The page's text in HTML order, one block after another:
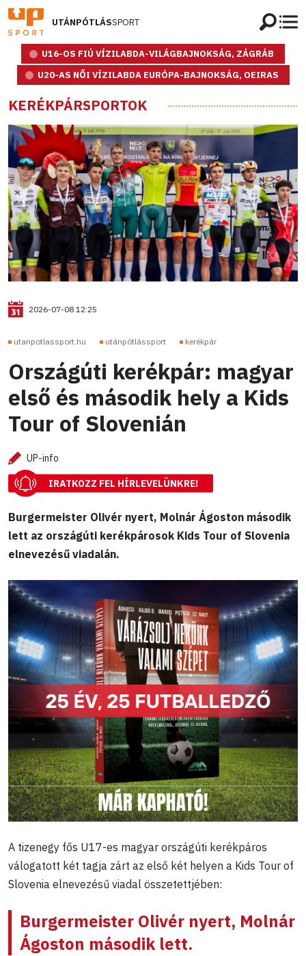
UTÁNPÓTLÁSSPORT
U16-OS FIÚ VÍZILABDA-VILÁGBAJNOKSÁG, ZÁGRÁB
U20-AS NŐI VÍZILABDA EURÓPA-BAJNOKSÁG, OEIRAS
KERÉKPÁRSPORTOK
2026-07-08 12:25
utanpotlassport.hu utánpótlássport kerékpár
Országúti kerékpár: magyar
első és második hely a Kids
Tour of Slovenián
UP-info
IRATKOZZ FEL HÍRLEVELÜNKRE!
Burgermeister Olivér nyert, Molnár Ágoston második
lett az országúti kerékpárosok Kids Tour of Slovenia
elnevezésű viadalán.
A tizenegy fős U17-es magyar országúti kerékpáros
válogatott két tagja zárt az első két helyen a Kids Tour of
Slovenia elnevezésű viadal összetettjében:
Burgermeister Olivér nyert, Molnár
Ágoston második lett.